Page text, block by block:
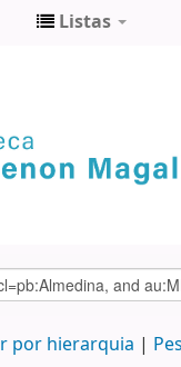
Listas
por hierarquia